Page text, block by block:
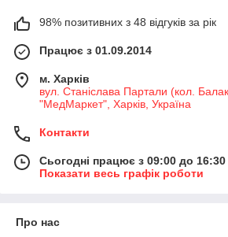
98% позитивних з 48 відгуків за рік
Працює з 01.09.2014
м. Харків
вул. Станіслава Партали (кол.
"МедМаркет", Харків, Україна
Контакти
Сьогодні працює з 09:00 до 16:30
Показати весь графік роботи
Про нас